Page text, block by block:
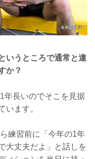
いうところで通常と違
か？
年長いのでそこを見据
います。
練習前に「今年の1年
大丈夫だよ」と話しを